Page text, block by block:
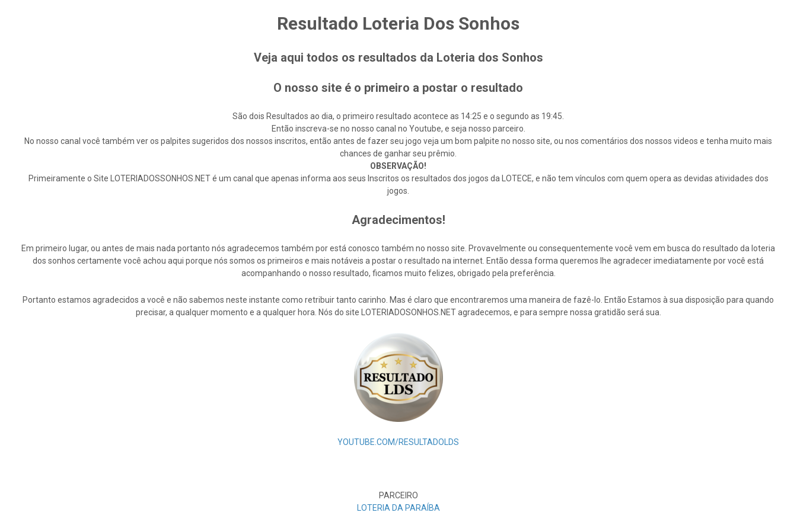
Resultado Loteria Dos Sonhos
Veja aqui todos os resultados da Loteria dos Sonhos
O nosso site é o primeiro a postar o resultado
São dois Resultados ao dia, o primeiro resultado acontece as 14:25 e o segundo as 19:45.
Então inscreva-se no nosso canal no Youtube, e seja nosso parceiro.
No nosso canal você também ver os palpites sugeridos dos nossos inscritos, então antes de fazer seu jogo veja um bom palpite no nosso site, ou nos comentários dos nossos videos e tenha muito mais
chances de ganhar seu prêmio.
OBSERVAÇÃO!
Primeiramente o Site LOTERIADOSSONHOS.NET é um canal que apenas informa aos seus Inscritos os resultados dos jogos da LOTECE, e não tem vínculos com quem opera as devidas atividades dos
jogos.
Agradecimentos!
Em primeiro lugar, ou antes de mais nada portanto nós agradecemos também por está conosco também no nosso site. Provavelmente ou consequentemente você vem em busca do resultado da loteria
dos sonhos certamente você achou aqui porque nós somos os primeiros e mais notáveis a postar o resultado na internet. Então dessa forma queremos lhe agradecer imediatamente por você está
acompanhando o nosso resultado, ficamos muito felizes, obrigado pela preferência.
Portanto estamos agradecidos a você e não sabemos neste instante como retribuir tanto carinho. Mas é claro que encontraremos uma maneira de fazê-lo. Então Estamos à sua disposição para quando
precisar, a qualquer momento e a qualquer hora. Nós do site LOTERIADOSONHOS.NET agradecemos, e para sempre nossa gratidão será sua.
YOUTUBE.COM/RESULTADOLDS
PARCEIRO
LOTERIA DA PARAÍBA